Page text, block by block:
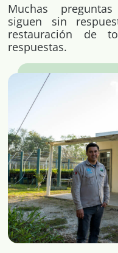
Muchas
siguen sin
restauración de
respuestas.